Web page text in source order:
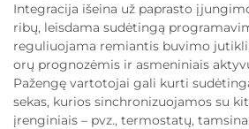
Integracija išeina už paprasto
ribų, leisdama sudėtingą
reguliuojama remiantis buvimo
orų prognozėmis ir asmeniniais
Pažengę vartotojai gali kurti
sekas, kurios sinchronizuojamos su
įrenginiais – pvz., termostatų,